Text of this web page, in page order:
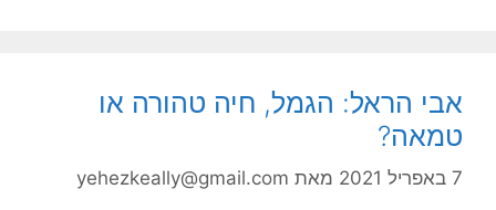
אבי הראל: הגמל, חיה טהורה או
טמאה?
7 באפריל 2021 מאת yehezkeally@gmail.com